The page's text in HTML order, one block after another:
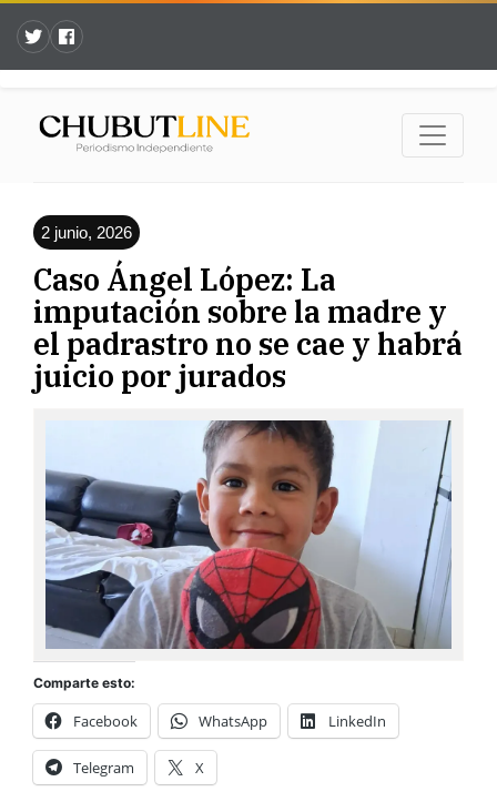
2 junio, 2026
Caso Ángel López: La
imputación sobre la madre y
el padrastro no se cae y habrá
juicio por jurados
Comparte esto:
Facebook WhatsApp LinkedIn
Telegram X